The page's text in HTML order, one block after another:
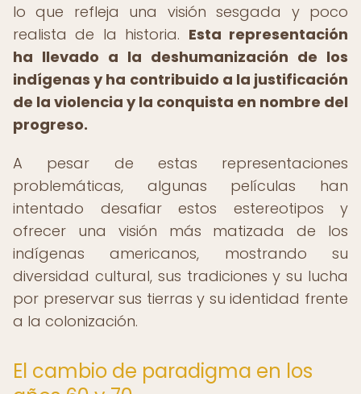
lo que refleja una visión sesgada y poco
realista de la historia. Esta representación
ha llevado a la deshumanización de los
indígenas y ha contribuido a la justificación
de la violencia y la conquista en nombre del
progreso.
A pesar de estas representaciones
problemáticas, algunas películas han
intentado desafiar estos estereotipos y
ofrecer una visión más matizada de los
indígenas americanos, mostrando su
diversidad cultural, sus tradiciones y su lucha
por preservar sus tierras y su identidad frente
a la colonización.
El cambio de paradigma en los